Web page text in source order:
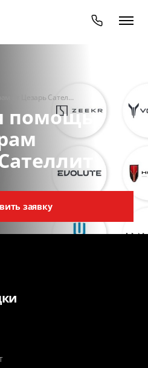
от Цезарь Сател…
помощь
заявку